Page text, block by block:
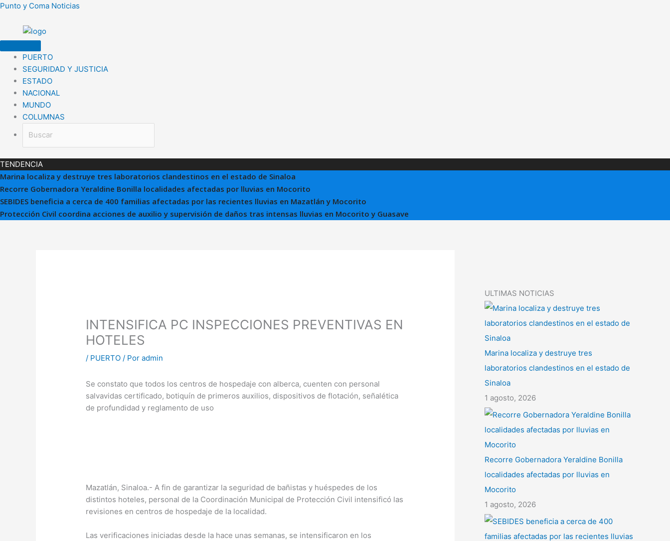
Ir
contenido
Punto y Coma Noticias
PUERTO
SEGURIDAD Y JUSTICIA
ESTADO
NACIONAL
MUNDO
COLUMNAS
TENDENCIA
Marina localiza y destruye tres laboratorios clandestinos en el estado de Sinaloa
Recorre Gobernadora Yeraldine Bonilla localidades afectadas por lluvias en Mocorito
SEBIDES beneficia a cerca de 400 familias afectadas por las recientes lluvias en Mazatlán y Mocorito
Protección Civil coordina acciones de auxilio y supervisión de daños tras intensas lluvias en Mocorito y Guasave
INTENSIFICA PC INSPECCIONES PREVENTIVAS EN
HOTELES
/ PUERTO / Poradmin
Se constato que todos los centros de hospedaje con alberca, cuenten con personal
salvavidas certificado, botiquín de primeros auxilios, dispositivos de flotación, señalética
de profundidad y reglamento de uso
Mazatlán, Sinaloa.- A fin de garantizar la seguridad de bañistas y huéspedes de los
distintos hoteles, personal de la Coordinación Municipal de Protección Civil intensificó las
revisiones en centros de hospedaje de la localidad.
Las verificaciones iniciadas desde la hace unas semanas, se intensificaron en los
ULTIMAS NOTICIAS
Marina localiza y destruye tres
laboratorios clandestinos en el estado de
Sinaloa
1 agosto, 2026
Recorre Gobernadora Yeraldine Bonilla
localidades afectadas por lluvias en
Mocorito
1 agosto, 2026